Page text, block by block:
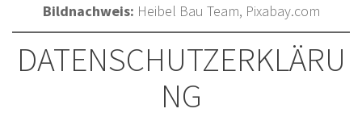
Bildnachweis: Heibel Bau Team, Pixabay.com
DATENSCHUTZERKLÄRU
NG